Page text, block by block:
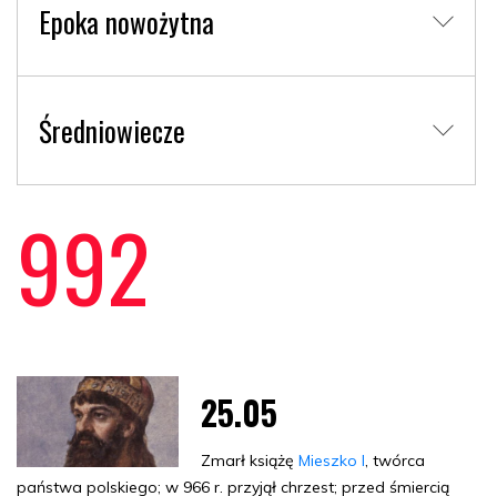
992
25.05
Zmarł książęMieszko I, twórca
państwa polskiego; w 966 r. przyjął chrzest; przed śmiercią
Epoka nowożytna
Średniowiecze